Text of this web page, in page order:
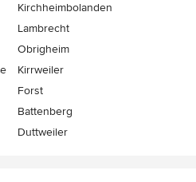
Kirchheimbolanden
Lambrecht
Obrigheim
Kirrweiler
Forst
Battenberg
Duttweiler